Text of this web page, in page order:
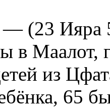
— (23 Ияра
в Маалот,
из
65